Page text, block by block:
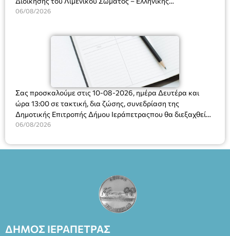
Ακτοφυλακής (Λ.Σ.-ΕΛ.ΑΚΤ.), Αρχιπλοίαρχο Λ.Σ. κ. Ιωάννη
06/08/2026
Σας προσκαλούμε στις 10-08-2026, ημέρα Δευτέρα και
ώρα 13:00 σε τακτική, δια ζώσης, συνεδρίαση της
Δημοτικής Επιτροπής Δήμου Ιεράπετραςπου θα διεξαχθεί
στο Δημοτικό Κατάστημα, Δημοκρατίας 31 στην αίθουσα
και λήψη αποφάσεων στα παρακάτω θέματα:
06/08/2026
ΔΗΜΟΣ ΙΕΡΑΠΕΤΡΑΣ